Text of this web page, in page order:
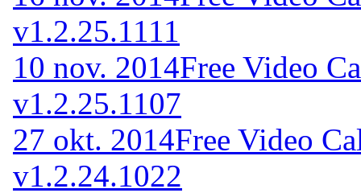
v1.2.25.1111
10 nov. 2014Free Video
v1.2.25.1107
27 okt. 2014Free Video
v1.2.24.1022